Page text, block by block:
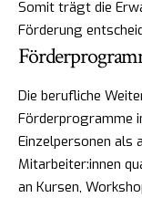
Somit trägt die
Förderung
Die berufliche
Förderprogramme
Einzelpersonen als
Mitarbeiter:innen
an Kursen,